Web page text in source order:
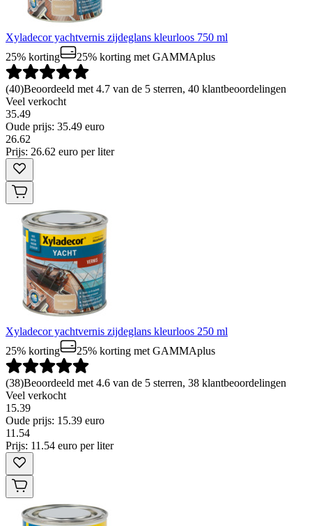
Xyladecor yachtvernis zijdeglans kleurloos 750 ml
25% korting
25% korting met GAMMAplus
(40)Beoordeeld met 4.7 van de 5 sterren, 40 klantbeoordelingen
Veel verkocht
35.49
Oude prijs: 35.49 euro
26.62
Prijs: 26.62 euro per liter
Xyladecor yachtvernis zijdeglans kleurloos 250 ml
25% korting
25% korting met GAMMAplus
(38)Beoordeeld met 4.6 van de 5 sterren, 38 klantbeoordelingen
Veel verkocht
15.39
Oude prijs: 15.39 euro
11 .54
Prijs: 11.54 euro per liter